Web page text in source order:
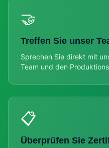
🤝
Treffen Sie unser
Sprechen Sie direkt mit
Team und den
📋
Überprüfen Sie